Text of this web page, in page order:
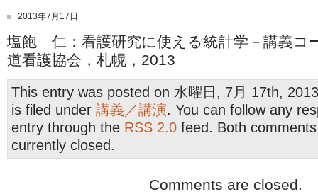
2013年7月17日
塩飽 仁：看護研究に使える統計学－講義コ
道看護協会，札幌，2013
This entry was posted on 水曜日, 7月 17th,
is filed under 講義／講演. You can follow any
entry through the RSS 2.0 feed. Both
currently closed.
Comments are closed.